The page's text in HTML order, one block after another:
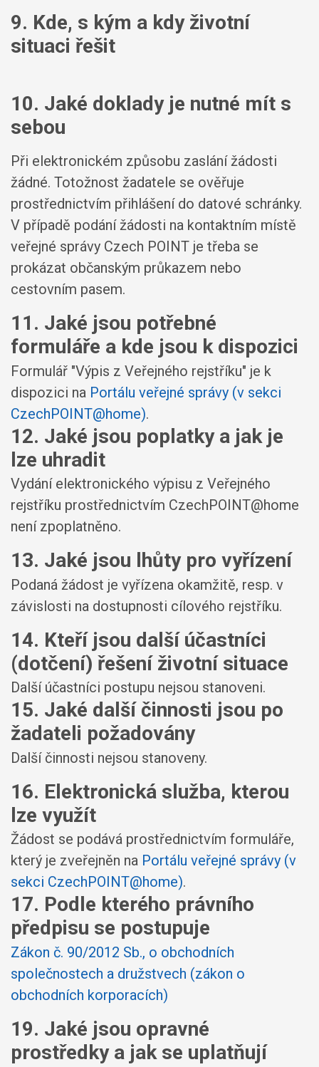
9. Kde, s kým a kdy životní
situaci řešit
10. Jaké doklady je nutné mít s
sebou
Při elektronickém způsobu zaslání žádosti
žádné. Totožnost žadatele se ověřuje
prostřednictvím přihlášení do datové schránky.
V případě podání žádosti na kontaktním místě
veřejné správy Czech POINT je třeba se
prokázat občanským průkazem nebo
cestovním pasem.
11. Jaké jsou potřebné
formuláře a kde jsou k dispozici
Formulář "Výpis z Veřejného rejstříku" je k
dispozici na Portálu veřejné správy (v sekci
CzechPOINT@home).
12. Jaké jsou poplatky a jak je
lze uhradit
Vydání elektronického výpisu z Veřejného
rejstříku prostřednictvím CzechPOINT@home
není zpoplatněno.
13. Jaké jsou lhůty pro vyřízení
Podaná žádost je vyřízena okamžitě, resp. v
závislosti na dostupnosti cílového rejstříku.
14. Kteří jsou další účastníci
(dotčení) řešení životní situace
Další účastníci postupu nejsou stanoveni.
15. Jaké další činnosti jsou po
žadateli požadovány
Další činnosti nejsou stanoveny.
16. Elektronická služba, kterou
lze využít
Žádost se podává prostřednictvím formuláře,
který je zveřejněn na Portálu veřejné správy (v
sekci CzechPOINT@home).
17. Podle kterého právního
předpisu se postupuje
Zákon č. 90/2012 Sb., o obchodních
společnostech a družstvech (zákon o
obchodních korporacích)
19. Jaké jsou opravné
prostředky a jak se uplatňují